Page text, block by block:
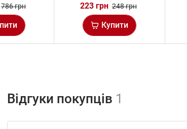
786 грн 223 грн 248 грн
Купити
Відгуки покупців 1